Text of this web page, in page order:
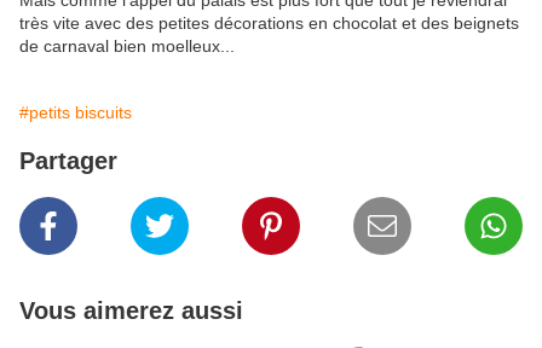
très vite avec des petites décorations en chocolat et des beignets
de carnaval bien moelleux...
#petits biscuits
Partager
Vous aimerez aussi